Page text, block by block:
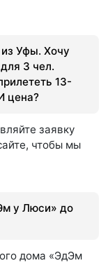
Уфы. Хочу
3 чел.
13-
цена?
заявку
чтобы мы
у Люси» до
дома «ЭдЭм